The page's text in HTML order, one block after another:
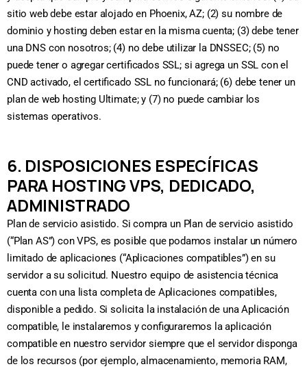
sitio web debe estar alojado en Phoenix, AZ; (2) su nombre de
dominio y hosting deben estar en la misma cuenta; (3) debe tener
una DNS con nosotros; (4) no debe utilizar la DNSSEC; (5) no
puede tener o agregar certificados SSL; si agrega un SSL con el
CND activado, el certificado SSL no funcionará; (6) debe tener un
plan de web hosting Ultimate; y (7) no puede cambiar los
sistemas operativos.
6. DISPOSICIONES ESPECÍFICAS
PARA HOSTING VPS, DEDICADO,
ADMINISTRADO
Plan de servicio asistido. Si compra un Plan de servicio asistido
(“Plan AS”) con VPS, es posible que podamos instalar un número
limitado de aplicaciones (“Aplicaciones compatibles”) en su
servidor a su solicitud. Nuestro equipo de asistencia técnica
cuenta con una lista completa de Aplicaciones compatibles,
disponible a pedido. Si solicita la instalación de una Aplicación
compatible, le instalaremos y configuraremos la aplicación
compatible en nuestro servidor siempre que el servidor disponga
de los recursos (por ejemplo, almacenamiento, memoria RAM,